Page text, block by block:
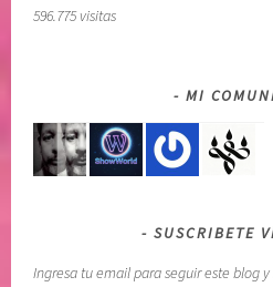
596.775 visitas
MI
SUSCRIBETE
Ingresa tu email para seguir este blog